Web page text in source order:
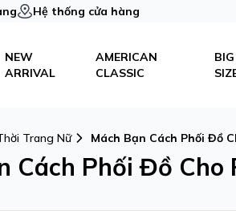
Hệ thống cửa hàng
NEW
ARRIVAL
AMERICAN
CLASSIC
BIG
Trang Nữ Mách Bạn Cách Phối Đồ
Cách Phối Đồ Cho